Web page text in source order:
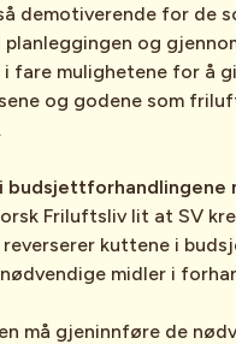
demotiverende for de
planleggingen og
fare mulighetene for å
og godene som
budsjettforhandlingene
Friluftsliv lit at SV
reverserer kuttene i
midler i
må gjeninnføre de